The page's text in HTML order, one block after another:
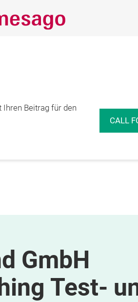
Ihren Beitrag für den
CALL
GmbH
Test-